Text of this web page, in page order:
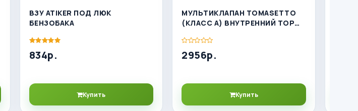
ВЗУ ATIKER ПОД ЛЮК
БЕНЗОБАКА
834р.
Купить
МУЛЬТИКЛАПАН TOMASETTO
(КЛАСС А) ВНУТРЕННИЙ ТОР
2956р.
Купить